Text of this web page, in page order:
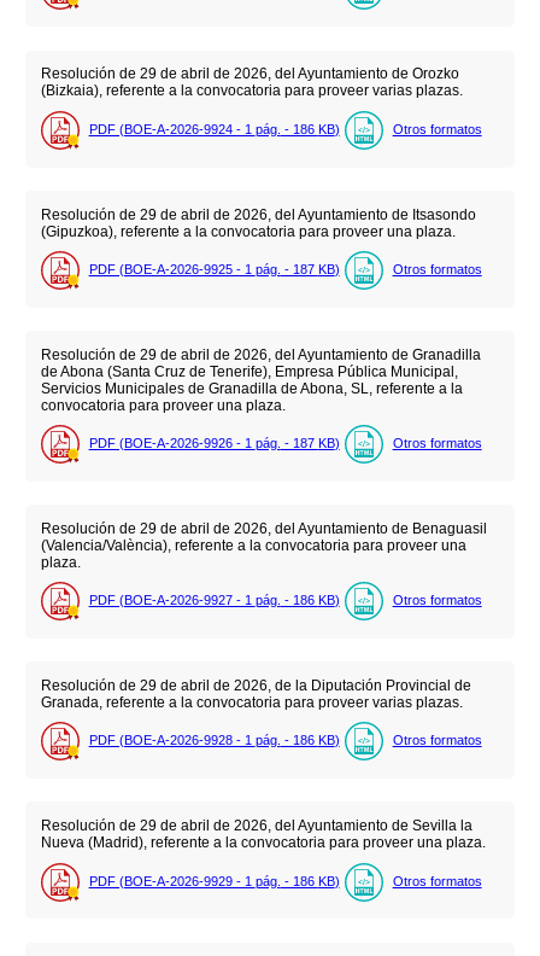
Resolución de 29 de abril de 2026, del Ayuntamiento de Orozko
(Bizkaia), referente a la convocatoria para proveer varias plazas.
PDF (BOE-A-2026-9924 - 1 pág. - 186 KB) Otros formatos
Resolución de 29 de abril de 2026, del Ayuntamiento de Itsasondo
(Gipuzkoa), referente a la convocatoria para proveer una plaza.
PDF (BOE-A-2026-9925 - 1 pág. - 187 KB) Otros formatos
Resolución de 29 de abril de 2026, del Ayuntamiento de Granadilla
de Abona (Santa Cruz de Tenerife), Empresa Pública Municipal,
Servicios Municipales de Granadilla de Abona, SL, referente a la
convocatoria para proveer una plaza.
PDF (BOE-A-2026-9926 - 1 pág. - 187 KB) Otros formatos
Resolución de 29 de abril de 2026, del Ayuntamiento de Benaguasil
(Valencia/València), referente a la convocatoria para proveer una
plaza.
PDF (BOE-A-2026-9927 - 1 pág. - 186 KB) Otros formatos
Resolución de 29 de abril de 2026, de la Diputación Provincial de
Granada, referente a la convocatoria para proveer varias plazas.
PDF (BOE-A-2026-9928 - 1 pág. - 186 KB) Otros formatos
Resolución de 29 de abril de 2026, del Ayuntamiento de Sevilla la
Nueva (Madrid), referente a la convocatoria para proveer una plaza.
PDF (BOE-A-2026-9929 - 1 pág. - 186 KB) Otros formatos